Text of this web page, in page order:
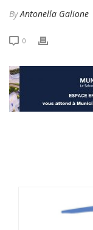
ByAntonella Galione
0